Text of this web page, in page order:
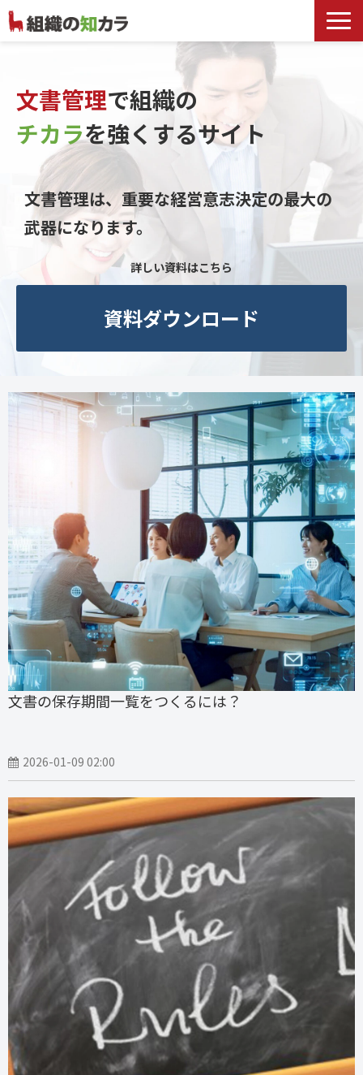
文書管理サービス
お役立ち記事
記事カテゴリ一覧
よくあるお問合せ
文書管理で組織の
チカラを強くするサイト
文書管理は、重要な経営意志決定の最大の
武器になります。
詳しい資料はこちら
資料ダウンロード
文書の保存期間一覧をつくるには？
2026-01-09 02:00